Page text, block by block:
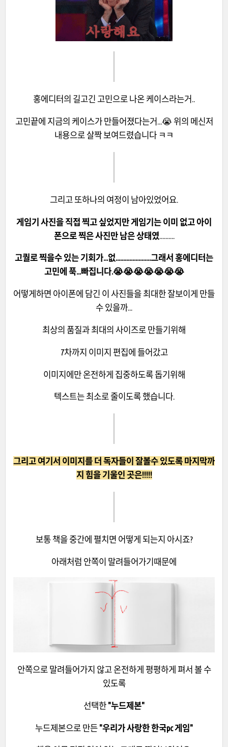
홍에디터의 길고긴 고민으로 나온 케이스라는거..
고민끝에 지금의 케이스가 만들어졌다는거...😭 위의 메신저
내용으로 살짝 보여드렸습니다 ㅋㅋ
그리고 또하나의 여정이 남아있었어요.
게임기 사진을 직접 찍고 싶었지만 게임기는 이미 없고 아이
폰으로 찍은 사진만 남은 상태였
고퀄로 찍을수 있는 기회가...없.......................그래서 홍에디터는
고민에 푹...빠집니다.😭😭😭😭😭😭😭
어떻게하면 아이폰에 담긴 이 사진들을 최대한 잘보이게 만들
수 있을까...
최상의 품질과 최대의 사이즈로 만들기위해
7차까지 이미지 편집에 들어갔고
이미지에만 온전하게 집중하도록 돕기위해
텍스트는 최소로 줄이도록 했습니다.
그리고 여기서 이미지를 더 독자들이 잘볼수 있도록 마지막까
지 힘을 기울인 곳은!!!!!
보통 책을 중간에 펼치면 어떻게 되는지 아시죠?
아래처럼 안쪽이 말려들어가기때문에
안쪽으로 말려들어가지 않고 온전하게 평평하게 펴서 볼 수
있도록
선택한 "누드제본"
누드제본으로 만든 "우리가 사랑한 한국pc 게임"